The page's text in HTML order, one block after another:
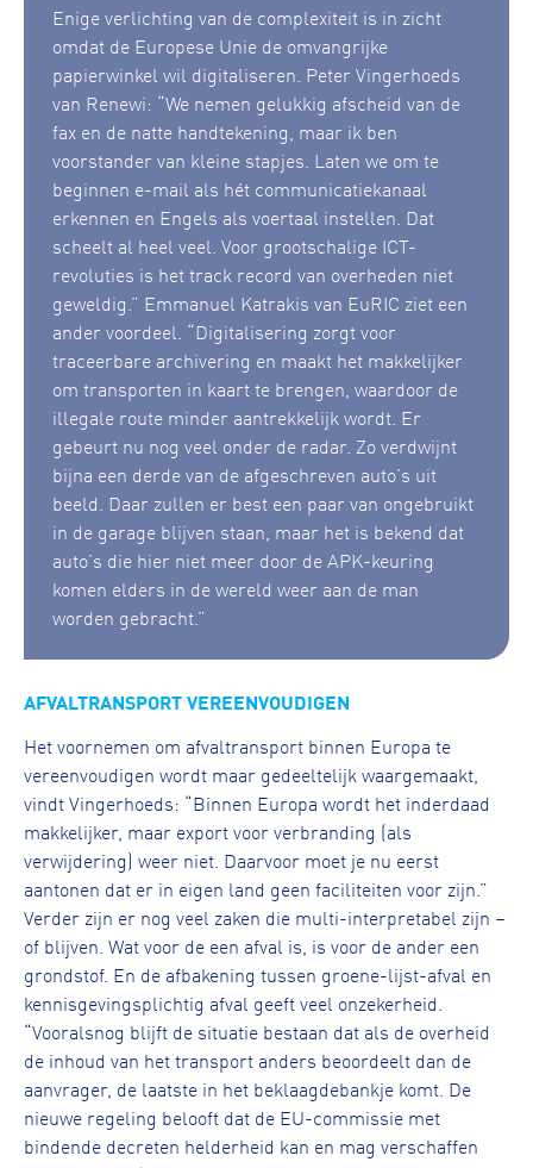
Enige verlichting van de complexiteit is in zicht
omdat de Europese Unie de omvangrijke
papierwinkel wil digitaliseren. Peter Vingerhoeds
van Renewi: “We nemen gelukkig afscheid van de
fax en de natte handtekening, maar ik ben
voorstander van kleine stapjes. Laten we om te
beginnen e-mail als hét communicatiekanaal
erkennen en Engels als voertaal instellen. Dat
scheelt al heel veel. Voor grootschalige ICT-
revoluties is het track record van overheden niet
geweldig.” Emmanuel Katrakis van EuRIC ziet een
ander voordeel. “Digitalisering zorgt voor
traceerbare archivering en maakt het makkelijker
om transporten in kaart te brengen, waardoor de
illegale route minder aantrekkelijk wordt. Er
gebeurt nu nog veel onder de radar. Zo verdwijnt
bijna een derde van de afgeschreven auto’s uit
beeld. Daar zullen er best een paar van ongebruikt
in de garage blijven staan, maar het is bekend dat
auto’s die hier niet meer door de APK-keuring
komen elders in de wereld weer aan de man
worden gebracht.”
AFVALTRANSPORT VEREENVOUDIGEN
Het voornemen om afvaltransport binnen Europa te
vereenvoudigen wordt maar gedeeltelijk waargemaakt,
vindt Vingerhoeds: “Binnen Europa wordt het inderdaad
makkelijker, maar export voor verbranding (als
verwijdering) weer niet. Daarvoor moet je nu eerst
aantonen dat er in eigen land geen faciliteiten voor zijn.”
Verder zijn er nog veel zaken die multi-interpretabel zijn –
of blijven. Wat voor de een afval is, is voor de ander een
grondstof. En de afbakening tussen groene-lijst-afval en
kennisgevingsplichtig afval geeft veel onzekerheid.
“Vooralsnog blijft de situatie bestaan dat als de overheid
de inhoud van het transport anders beoordeelt dan de
aanvrager, de laatste in het beklaagdebankje komt. De
nieuwe regeling belooft dat de EU-commissie met
bindende decreten helderheid kan en mag verschaffen